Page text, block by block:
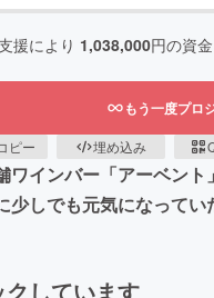
援により 1,038,000円の資
もう一度プロ
ピー 埋め込み
インバー「アーベン
しでも元気になって
しています